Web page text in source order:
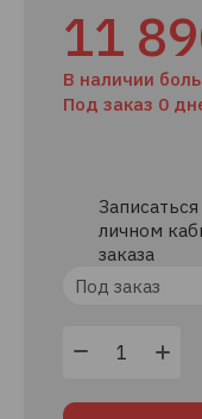
11
В наличии
Под заказ 0
личном
заказа
Под заказ